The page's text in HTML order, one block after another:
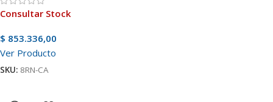
Consultar Stock
$ 853.336,00
Ver Producto
SKU: 8RN-CA